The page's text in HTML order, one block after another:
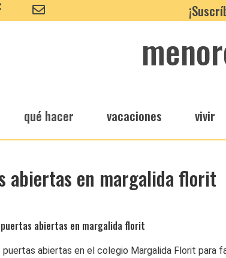
qué hacer vacaciones vivir
abiertas en margalida florit
puertas abiertas en margalida florit
puertas abiertas en el colegio Margalida Florit para